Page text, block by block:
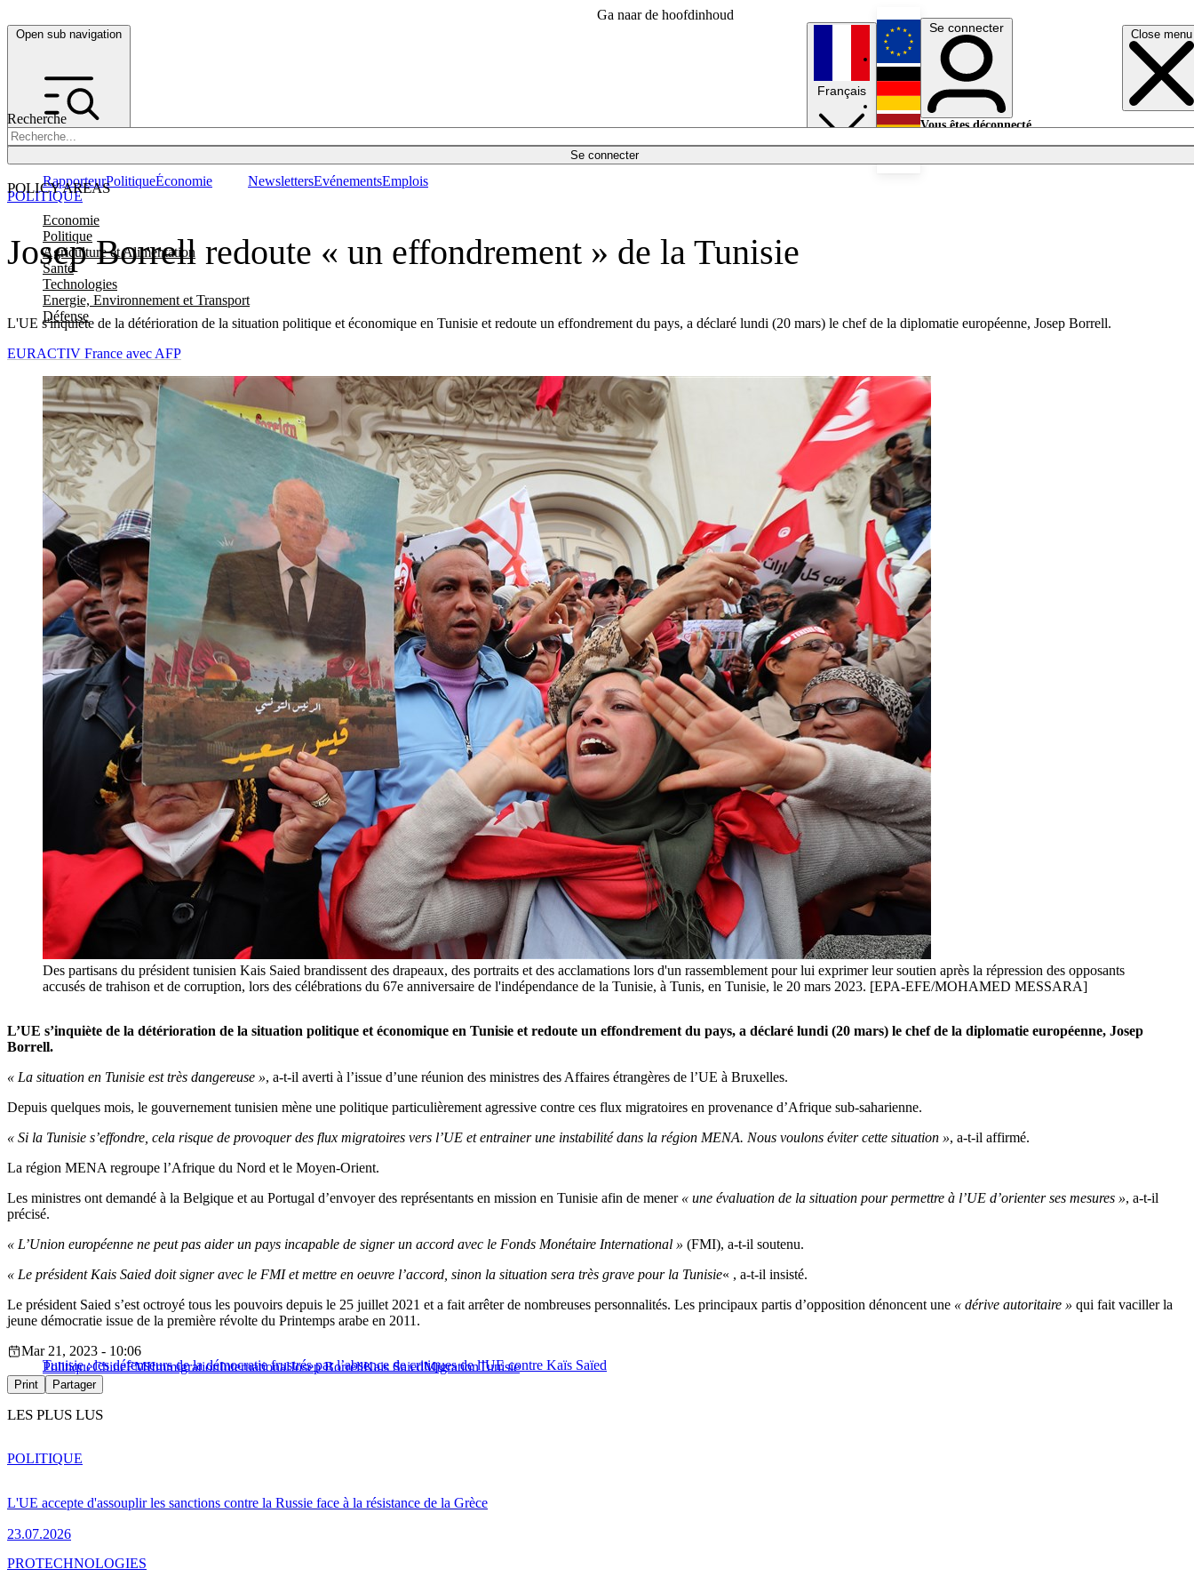
Ga naar de hoofdinhoud
Open sub navigation Close menu
Recherche
Se connecter
POLICY AREAS
Economie
Politique
Agriculture et Alimentation
Santé
Technologies
Energie, Environnement et Transport
Défense
RapporteurPolitiqueÉconomie NewslettersEvénementsEmplois
Français
English
Deutsch
Se connecter
Vous êtes déconnecté.
Josep Borrell redoute « un effondrement » de la Tunisie
L'UE s'inquiète de la détérioration de la situation politique et économique en Tunisie et redoute un effondrement du pays, a déclaré lundi (20 mars) le chef de la diplomatie européenne, Josep Borrell.
POLITIQUE
EURACTIV France avec AFP
Des partisans du président tunisien Kais Saied brandissent des drapeaux, des portraits et des acclamations lors d'un rassemblement pour lui exprimer leur soutien après la répression des opposants
accusés de trahison et de corruption, lors des célébrations du 67e anniversaire de l'indépendance de la Tunisie, à Tunis, en Tunisie, le 20 mars 2023. [EPA-EFE/MOHAMED MESSARA]
L’UE s’inquiète de la détérioration de la situation politique et économique en Tunisie et redoute un effondrement du pays, a déclaré lundi (20 mars) le chef de la diplomatie européenne, Josep
Borrell.
« La situation en Tunisie est très dangereuse », a-t-il averti à l’issue d’une réunion des ministres des Affaires étrangères de l’UE à Bruxelles.
Depuis quelques mois, le gouvernement tunisien mène une politique particulièrement agressive contre ces flux migratoires en provenance d’Afrique sub-saharienne.
« Si la Tunisie s’effondre, cela risque de provoquer des flux migratoires vers l’UE et entrainer une instabilité dans la région MENA. Nous voulons éviter cette situation », a-t-il affirmé.
La région MENA regroupe l’Afrique du Nord et le Moyen-Orient.
Les ministres ont demandé à la Belgique et au Portugal d’envoyer des représentants en mission en Tunisie afin de mener « une évaluation de la situation pour permettre à l’UE d’orienter ses mesures », a-t-il
précisé.
« L’Union européenne ne peut pas aider un pays incapable de signer un accord avec le Fonds Monétaire International » (FMI), a-t-il soutenu.
« Le président Kais Saied doit signer avec le FMI et mettre en oeuvre l’accord, sinon la situation sera très grave pour la Tunisie« , a-t-il insisté.
Le président Saied s’est octroyé tous les pouvoirs depuis le 25 juillet 2021 et a fait arrêter de nombreuses personnalités. Les principaux partis d’opposition dénoncent une « dérive autoritaire » qui fait vaciller la
jeune démocratie issue de la première révolte du Printemps arabe en 2011.
Tunisie : les défenseurs de la démocratie frustrés par l’absence de critiques de l’UE contre Kaïs Saïed
Mar 21, 2023 - 10:06
PolitiqueChineFMIImmigrationInternationalJosep BorrellKais SaiedMigrationTunisie
Print Partager
LES PLUS LUS
L'UE accepte d'assouplir les sanctions contre la Russie face à la résistance de la Grèce
23.07.2026
POLITIQUE
PROTECHNOLOGIES